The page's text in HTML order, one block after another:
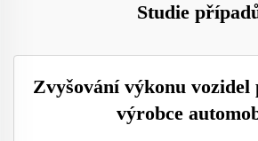
Studie
Zvyšování výkonu
výrobce